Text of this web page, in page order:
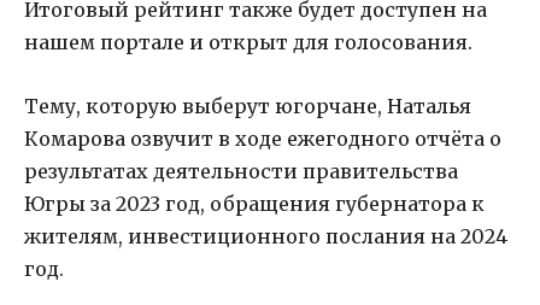
Итоговый рейтинг также будет доступен на
нашем портале и открыт для голосования.
Тему, которую выберут югорчане, Наталья
Комарова озвучит в ходе ежегодного отчёта о
результатах деятельности правительства
Югры за 2023 год, обращения губернатора к
жителям, инвестиционного послания на 2024
год.